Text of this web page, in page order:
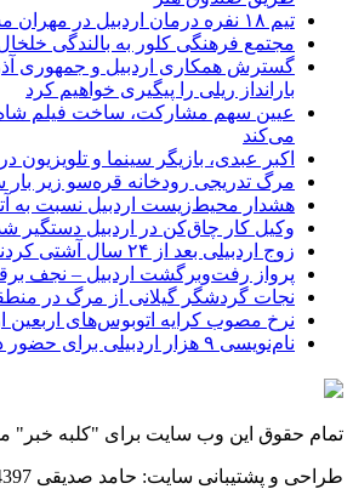
تیم ۱۸ نفره درمان اردبیل در مهران مستقر می‌شود
مجتمع فرهنگی کلور به بالندگی
گسترش همکاری اردبیل و جمهوری
بارانداز ریلی را پیگیری خواهیم کرد
عیین سهم مشارکت، ساخت فیلم شاه‌
می‌کند
اکبر عبدی، بازیگر سینما و
مرگ تدریجی رودخانه قره‌سو زیر
هشدار محیط‌زیست اردبیل نسبت به
وکیل کار چاق‌کن در اردبیل دستگیر
زوج اردبیلی بعد از ۲۴ سال آشتی کردند
پرواز رفت‌وبرگشت اردبیل – نجف
نجات گردشگر گیلانی از مرگ در
نرخ مصوب کرایه اتوبوس‌های اربعین
نام‌نویسی ۹ هزار اردبیلی برای حضور در پیاده‌روی اربعین
تمام حقوق این وب سایت برای "کلبه
طراحی و پشتیبانی سایت: حامد صدیقی 09358684397